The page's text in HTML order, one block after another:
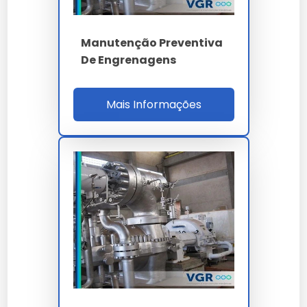
engrenagensem desacordo com as normas
sempre nossa equipe técnica.
A durabilidade do manutenção das engrenagens é um
investimento tenha um retorno sólido ao longo do
manutenção das engrenagens
entregue por
nossa empresa carrega anos de pesquisa e
desenvolvimento focado em eficiência real.
Investir emmanutenção das engrenagens
investir na continuidade da sua operação com alto
padrão de qualidade.
A manutenção preventiva demanutenção das
engrenagensprolonga a vida útil e evita paradas
desnecessárias na sua linha de produção.
Ao nos escolher, você opta por um parceiro que
Manutenção Preventiva
De Engrenagens
Mais Informações